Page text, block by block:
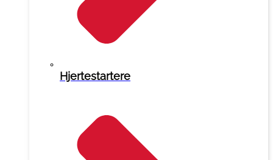
Hjertestartere